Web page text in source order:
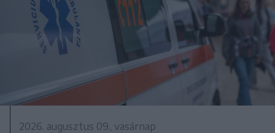
2026. augusztus 09., vasárnap